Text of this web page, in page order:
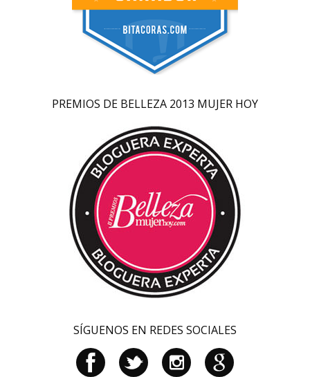
PREMIOS DE BELLEZA 2013 MUJER HOY
SÍGUENOS EN REDES SOCIALES